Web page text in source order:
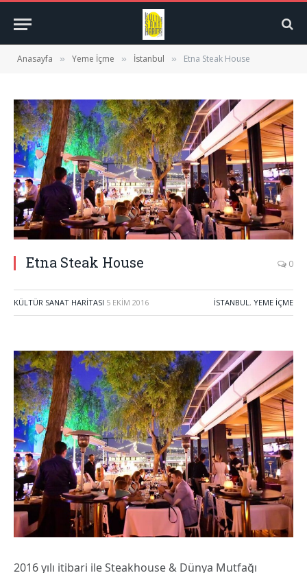
Anasayfa » Yeme İçme » İstanbul » Etna Steak House
Etna Steak House 0
KÜLTÜR SANAT HARITASI 5 EKIM 2016 İSTANBUL, YEME İÇME
2016 yılı itibari ile Steakhouse & Dünya Mutfağı